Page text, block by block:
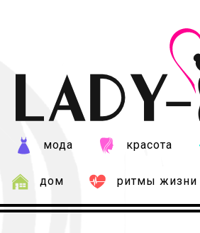
мода красота
дом ритмы жизни